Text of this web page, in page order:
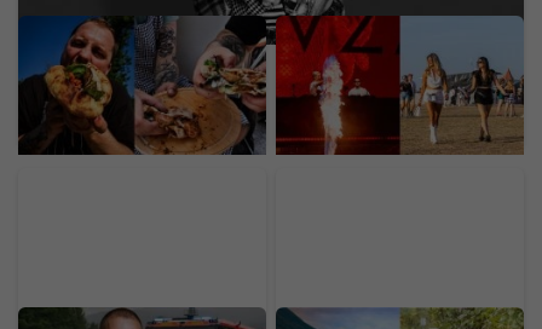
Mladý Ukrajinec otvoril v
Bratislave nový street
food za 30-tisíc eur. Prax
získal v michelinských
reštauráciách
Prvý deň LOVESTREAMU
odštartoval vo veľkom.
Pozri si exkluzívne fotky
priamo z miesta diania